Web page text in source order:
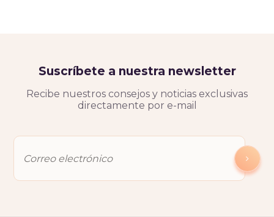
Suscríbete a nuestra newsletter
Recibe nuestros consejos y noticias exclusivas
directamente por e-mail